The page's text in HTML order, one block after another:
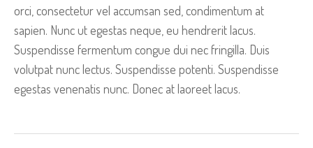
orci, consectetur vel accumsan sed, condimentum at
sapien. Nunc ut egestas neque, eu hendrerit lacus.
Suspendisse fermentum congue dui nec fringilla. Duis
volutpat nunc lectus. Suspendisse potenti. Suspendisse
egestas venenatis nunc. Donec at laoreet lacus.